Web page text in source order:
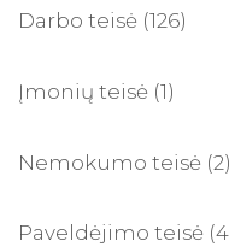
Darbo teisė (126)
Įmonių teisė (1)
Nemokumo teisė (2)
Paveldėjimo teisė